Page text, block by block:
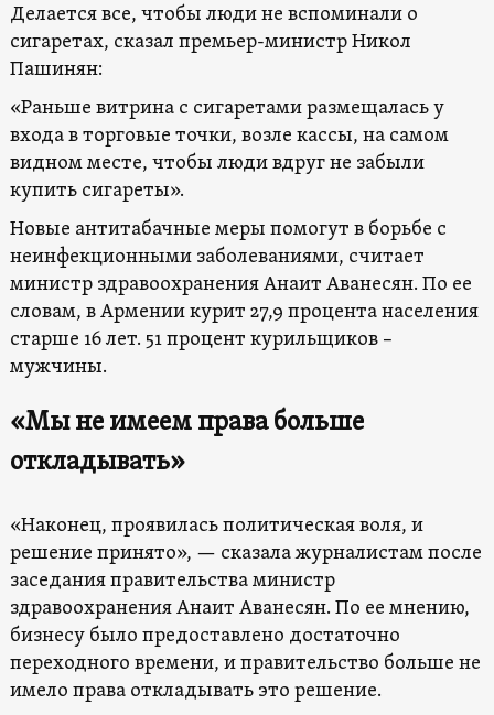
Делается все, чтобы люди не вспоминали о
сигаретах, сказал премьер-министр Никол
Пашинян:
«Раньше витрина с сигаретами размещалась у
входа в торговые точки, возле кассы, на самом
видном месте, чтобы люди вдруг не забыли
купить сигареты».
Новые антитабачные меры помогут в борьбе с
неинфекционными заболеваниями, считает
министр здравоохранения Анаит Аванесян. По ее
словам, в Армении курит 27,9 процента населения
старше 16 лет. 51 процент курильщиков –
мужчины.
«Мы не имеем права больше
откладывать»
«Наконец, проявилась политическая воля, и
решение принято», — сказала журналистам после
заседания правительства министр
здравоохранения Анаит Аванесян. По ее мнению,
бизнесу было предоставлено достаточно
переходного времени, и правительство больше не
имело права откладывать это решение.